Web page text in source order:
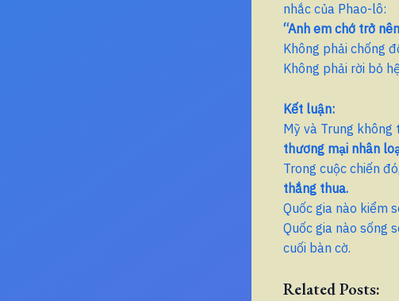
nhắc của Phao-lô:
“Anh em chớ trở
Không phải chống
Không phải rời bỏ
Kết luận:
Mỹ và Trung không
thương mại nhân
Trong cuộc chiến
thắng thua.
Quốc gia nào kiểm
Quốc gia nào sống
cuối bàn cờ.
Related Posts: